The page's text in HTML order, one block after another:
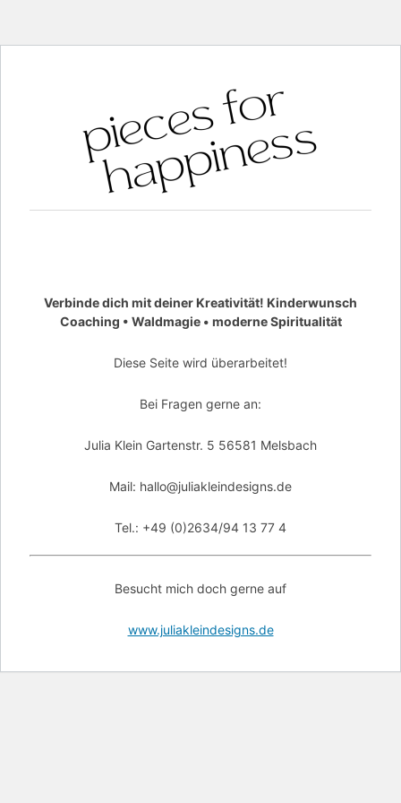
Verbinde dich mit deiner Kreativität! Kinderwunsch
Coaching • Waldmagie • moderne Spiritualität
Diese Seite wird überarbeitet!
Bei Fragen gerne an:
Julia Klein Gartenstr. 5 56581 Melsbach
Mail: hallo@juliakleindesigns.de
Tel.: +49 (0)2634/94 13 77 4
Besucht mich doch gerne auf
www.juliakleindesigns.de